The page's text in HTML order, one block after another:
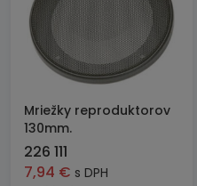
Mriežky reproduktorov
130mm.
226 111
7,94 € s DPH